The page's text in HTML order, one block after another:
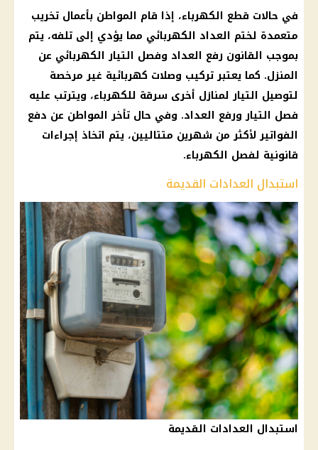
في حالات قطع الكهرباء، إذا قام المواطن بأعمال تخريب
متعمدة لختم العداد الكهربائي مما يؤدي إلى تلفه، يتم
بموجب القانون رفع العداد وفصل التيار الكهربائي عن
المنزل. كما يعتبر تركيب وصلات كهربائية غير مرخصة
لتوصيل التيار لمنازل أخرى سرقة للكهرباء، ويترتب عليه
فصل التيار ورفع العداد. وفي حال تأخر المواطن عن دفع
الفواتير لأكثر من شهرين متتاليين، يتم اتخاذ إجراءات
قانونية لفصل الكهرباء.
استبدال العدادات القديمة
استبدال العدادات القديمة